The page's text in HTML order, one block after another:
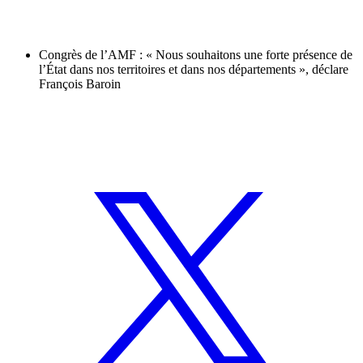
Congrès de l’AMF : « Nous souhaitons une forte présence de
l’État dans nos territoires et dans nos départements », déclare
François Baroin